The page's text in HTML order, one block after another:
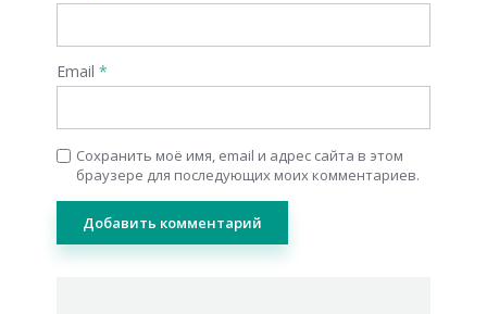
Email *
Сохранить моё имя, email и адрес сайта в этом
браузере для последующих моих комментариев.